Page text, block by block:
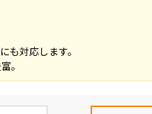
対応します。
。